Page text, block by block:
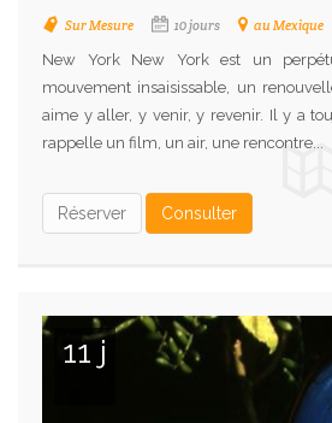
Sur Mesure 10 jours au Mexique
New York New York est un
mouvement insaisissable, un
aime y aller, y venir, y revenir. Il y a
rappelle un film, un air, une rencontre...
Réserver Consulter
11 j